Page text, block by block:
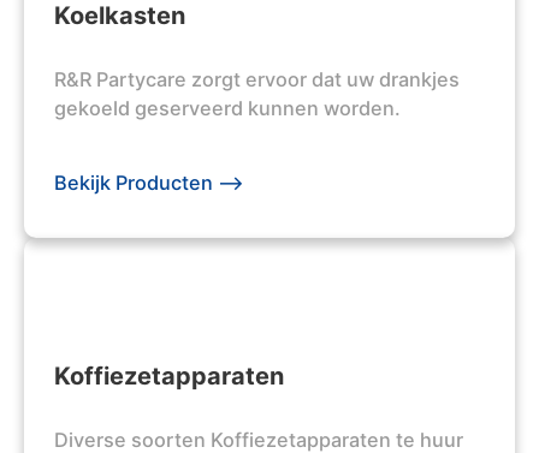
Koelkasten
R&R Partycare zorgt ervoor dat uw drankjes
gekoeld geserveerd kunnen worden.
Bekijk Producten -->
Koffiezetapparaten
Diverse soorten Koffiezetapparaten te huur